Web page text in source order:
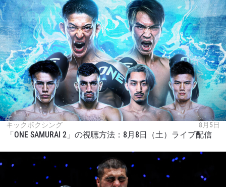
キックボクシング 8月5日
「ONE SAMURAI 2」の視聴方法：8月8日（土）ライブ配信